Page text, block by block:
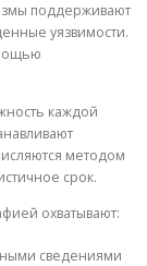
поддерживают
уязвимости.
каждой
методом
срок.
охватывают:
сведениями